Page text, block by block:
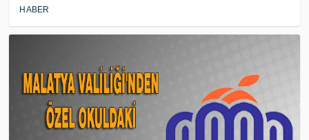
HABER